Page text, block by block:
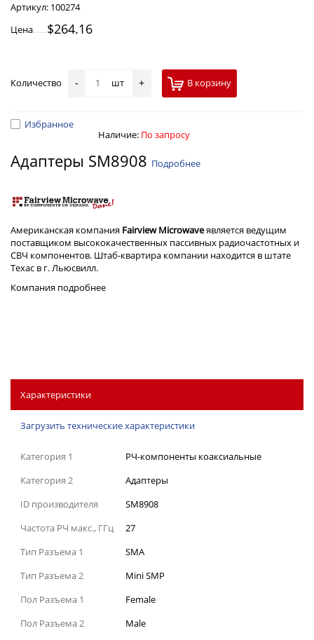
Артикул: 100274
Цена
$264.16
Количество - шт + В корзину
Избранное
Наличие: По запросу
Адаптеры SM8908 Подробнее
Американская компания Fairview Microwaveявляется ведущим
поставщиком высококачественных пассивных радиочастотных и
СВЧ компонентов. Штаб-квартира компании находится в штате
Техас в г. Льюсвилл.
Компания подробнее
Характеристики
Загрузить технические характеристики
Категория 1
РЧ-компоненты коаксиальные
Категория 2
Адаптеры
ID производителя
SM8908
Частота РЧ макс., ГГц
27
Тип Разъема 1
SMA
Тип Разъема 2
Mini SMP
Пол Разъема 1
Female
Пол Разъема 2
Male